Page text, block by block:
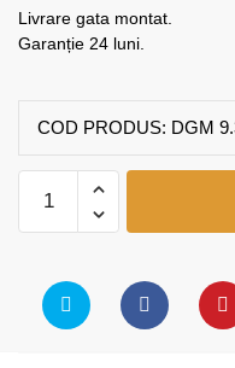
Livrare gata montat.
Garanție 24 luni.
COD PRODUS: DGM
grădiniță
polițe
(model